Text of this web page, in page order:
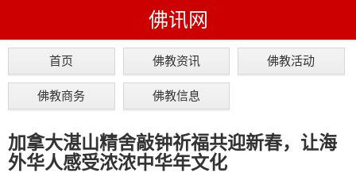
佛讯网
首页 佛教资讯 佛教活动
佛教商务 佛教信息
加拿大湛山精舍敲钟祈福共迎新春，让海
外华人感受浓浓中华年文化